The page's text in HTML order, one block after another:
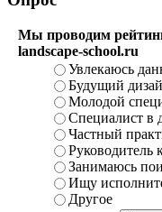
Мы проводим
landscape-school.ru
Увлекаюсь
Будущий
Молодой
Специалист в
Частный
Руководитель
Занимаюсь
Ищу
Другое